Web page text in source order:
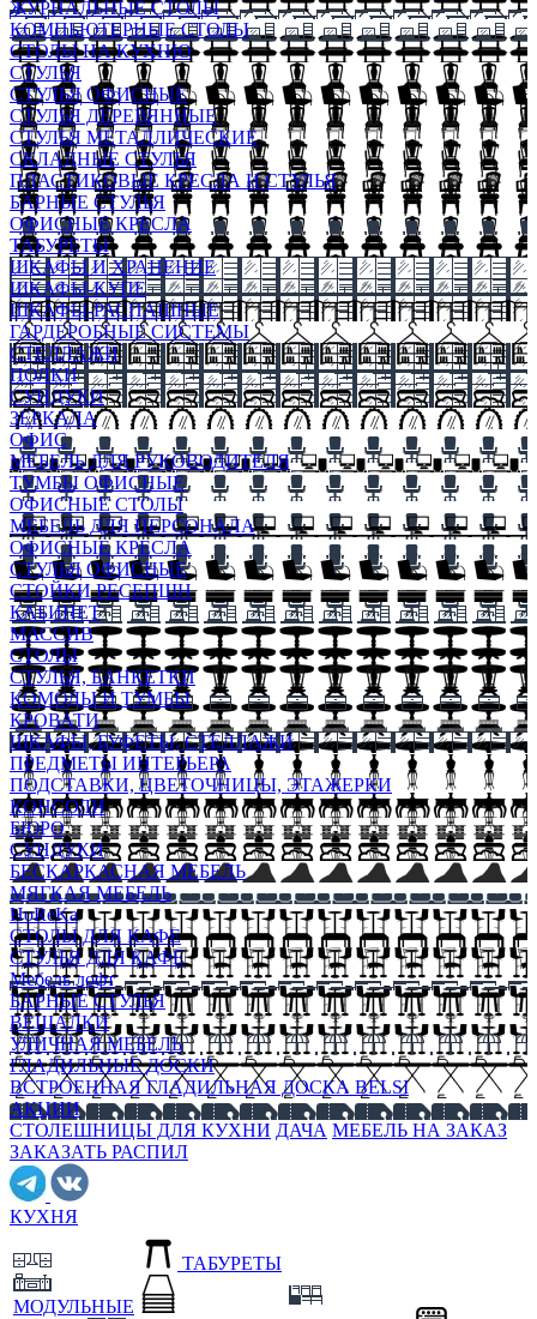
ЖУРНАЛЬНЫЕ СТОЛЫ
КОМПЬЮТЕРНЫЕ СТОЛЫ
СТОЛЫ НА КУХНЮ
СТУЛЬЯ
СТУЛЬЯ ОФИСНЫЕ
СТУЛЬЯ ДЕРЕВЯННЫЕ
СТУЛЬЯ МЕТАЛЛИЧЕСКИЕ
СКЛАДНЫЕ СТУЛЬЯ
ПЛАСТИКОВЫЕ КРЕСЛА И СТУЛЬЯ
БАРНЫЕ СТУЛЬЯ
ОФИСНЫЕ КРЕСЛА
ТАБУРЕТЫ
ШКАФЫ И ХРАНЕНИЕ
ШКАФЫ-КУПЕ
ШКАФЫ-РАСПАШНЫЕ
ГАРДЕРОБНЫЕ СИСТЕМЫ
СТЕЛЛАЖИ
ПОЛКИ
СУНДУКИ
ЗЕРКАЛА
ОФИС
МЕБЕЛЬ ДЛЯ РУКОВОДИТЕЛЯ
ТУМБЫ ОФИСНЫЕ
ОФИСНЫЕ СТОЛЫ
МЕБЕЛЬ ДЛЯ ПЕРСОНАЛА
ОФИСНЫЕ КРЕСЛА
СТУЛЬЯ ОФИСНЫЕ
СТОЙКИ РЕСЕПШН
КАБИНЕТ
МАССИВ
СТОЛЫ
СТУЛЬЯ, БАНКЕТКИ
КОМОДЫ И ТУМБЫ
КРОВАТИ
ШКАФЫ, БУФЕТЫ, СТЕЛЛАЖИ
ПРЕДМЕТЫ ИНТЕРЬЕРА
ПОДСТАВКИ, ЦВЕТОЧНИЦЫ, ЭТАЖЕРКИ
КОНСОЛИ
БЮРО
СУНДУКИ
БЕСКАРКАСНАЯ МЕБЕЛЬ
МЯГКАЯ МЕБЕЛЬ
HoReKa
СТОЛЫ ДЛЯ КАФЕ
СТУЛЬЯ ДЛЯ КАФЕ
Мебель лофт
БАРНЫЕ СТУЛЬЯ
ВЕШАЛКИ
УЛИЧНАЯ МЕБЕЛЬ
ГЛАДИЛЬНЫЕ ДОСКИ
ВСТРОЕННАЯ ГЛАДИЛЬНАЯ ДОСКА BELSI
АКЦИИ
СТОЛЕШНИЦЫ ДЛЯ КУХНИ ДАЧА МЕБЕЛЬ НА ЗАКАЗ
ЗАКАЗАТЬ РАСПИЛ
КУХНЯ
МОДУЛЬНЫЕ
ТАБУРЕТЫ